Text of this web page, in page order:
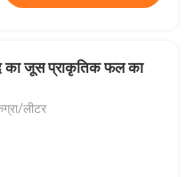
का जूस प्राकृतिक फल का
लीटर